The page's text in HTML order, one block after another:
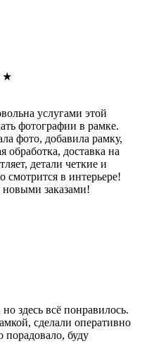
★
услугами этой
фотографии в рамке.
фото, добавила рамку,
обработка, доставка на
детали четкие и
смотрится в интерьере!
новыми заказами!
здесь всё понравилось.
сделали оперативно
порадовало, буду